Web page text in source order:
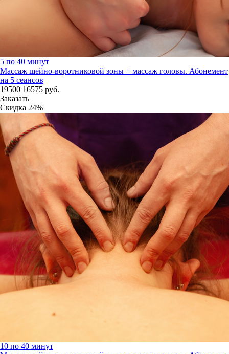
5 по 40 минут
Массаж шейно-воротниковой зоны + массаж головы. Абонемент
на 5 сеансов
19500 16575 руб.
Заказать
Скидка 24%
10 по 40 минут